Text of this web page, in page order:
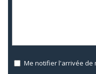
Me notifier l'arrivée de